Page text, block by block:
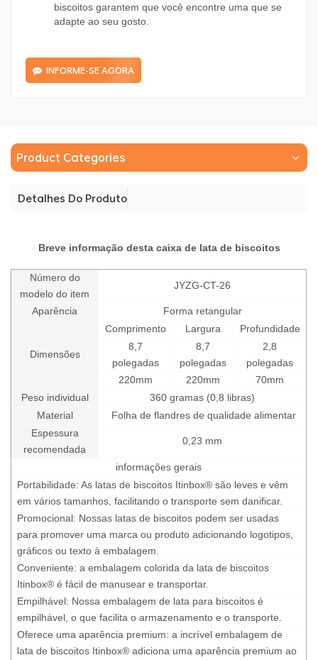
biscoitos garantem que você encontre uma que se
adapte ao seu gosto.
INFORME-SE AGORA
Product Categories
Detalhes Do Produto
Breve informação desta caixa de lata de biscoitos
Número do
modelo do item
JYZG-CT-26
Aparência Forma retangular
Dimensões
Comprimento Largura
Profundidade
8,7
polegadas
8,7
polegadas
2,8
polegadas
220mm
220mm
70mm
Peso individual
360 gramas (0,8 libras)
Material
Folha de flandres de qualidade alimentar
Espessura
recomendada
0,23 mm
informações gerais
Portabilidade: As latas de biscoitos Itinbox® são leves e vêm
em vários tamanhos, facilitando o transporte sem danificar.
Promocional: Nossas latas de biscoitos podem ser usadas
para promover uma marca ou produto adicionando logotipos,
gráficos ou texto à embalagem.
Conveniente: a embalagem colorida da lata de biscoitos
Itinbox® é fácil de manusear e transportar.
Empilhável: Nossa embalagem de lata para biscoitos é
empilhável, o que facilita o armazenamento e o transporte.
Oferece uma aparência premium: a incrível embalagem de
lata de biscoitos Itinbox® adiciona uma aparência premium ao